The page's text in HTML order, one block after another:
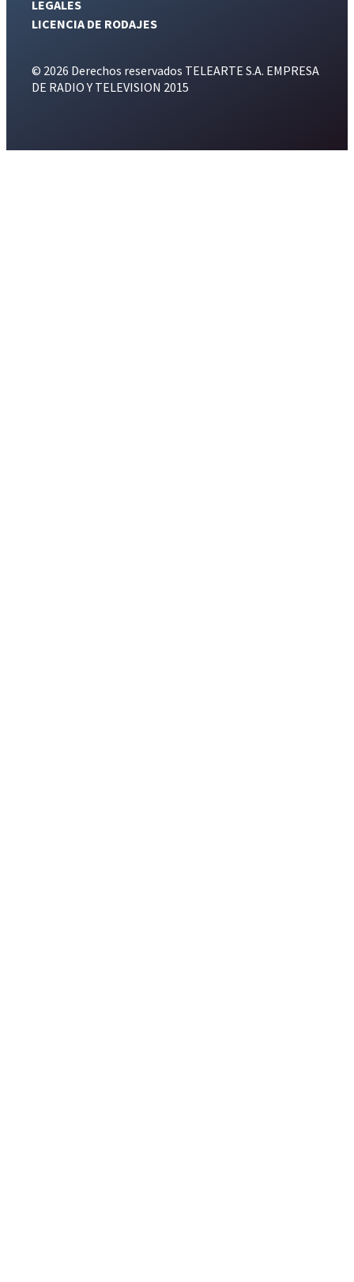
LEGALES
LICENCIA DE RODAJES
© 2026 Derechos reservados TELEARTE S.A. EMPRESA
DE RADIO Y TELEVISION 2015